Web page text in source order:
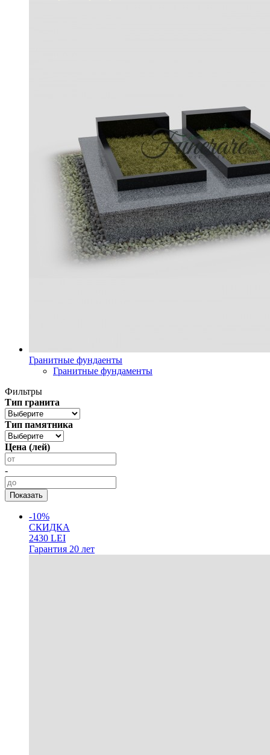
Гранитные фундаенты
Гранитные фундаменты
Фильтры
Тип гранита
Тип памятника
Цена (лей)
-
-10%
СКИДКА
2430 LEI
Гарантия 20 лет